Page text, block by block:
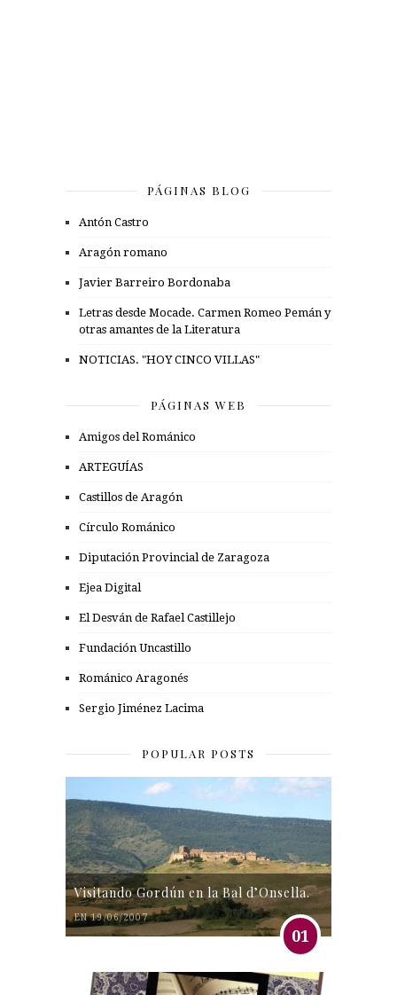
PÁGINAS BLOG
Antón Castro
Aragón romano
Javier Barreiro Bordonaba
Letras desde Mocade. Carmen Romeo Pemán y
otras amantes de la Literatura
NOTICIAS. "HOY CINCO VILLAS"
PÁGINAS WEB
Amigos del Románico
ARTEGUÍAS
Castillos de Aragón
Círculo Románico
Diputación Provincial de Zaragoza
Ejea Digital
El Desván de Rafael Castillejo
Fundación Uncastillo
Románico Aragonés
Sergio Jiménez Lacima
POPULAR POSTS
Visitando Gordún en la Bal d’Onsella.
EN 19/06/2007
01